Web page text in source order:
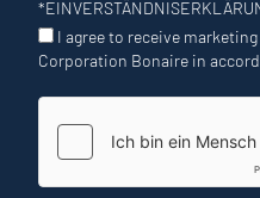
*
I agree to receive
Corporation Bonaire in